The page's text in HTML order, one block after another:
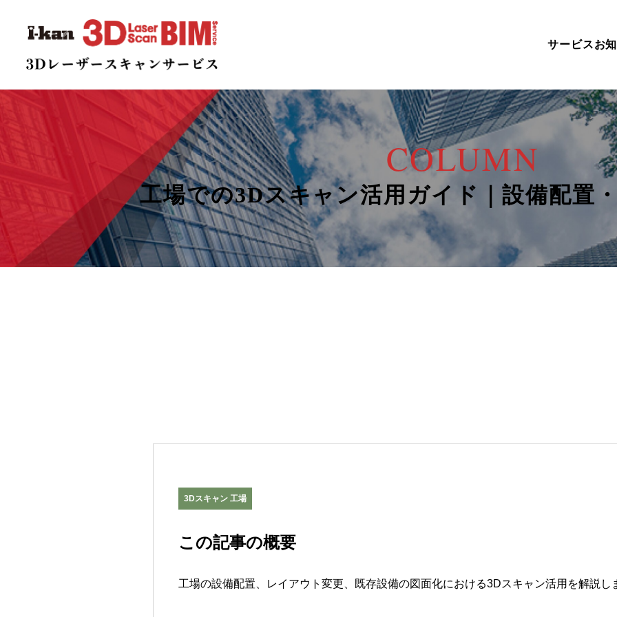
サービスお
COLUMN
工場での3Dスキャン活用ガイド｜設備配置
3Dスキャン 工場
この記事の概要
工場の設備配置、レイアウト変更、既存設備の図面化における3Dスキャン活用を解説し